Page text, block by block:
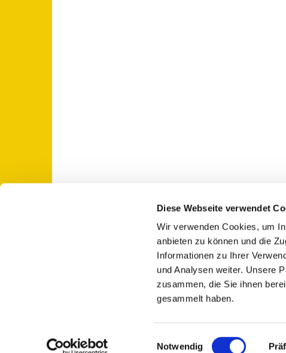
Diese Webseite verwendet
Wir verwenden Cookies, um
anbieten zu können und die
Informationen zu Ihrer
und Analysen weiter. Unsere
zusammen, die Sie ihnen
gesammelt haben.
Notwendig
St. Otto: Katholische Kirche